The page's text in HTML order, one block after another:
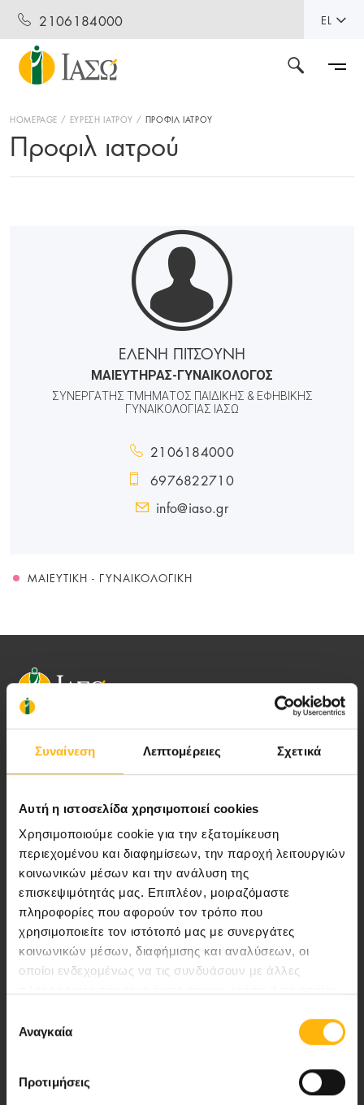
Συναίνεση Λεπτομέρειες Σχετικά
Αυτή η ιστοσελίδα χρησιμοποιεί cookies
Χρησιμοποιούμε cookie για την εξατομίκευση
περιεχομένου και διαφημίσεων, την παροχή λειτουργιών
κοινωνικών μέσων και την ανάλυση της
επισκεψιμότητάς μας. Επιπλέον, μοιραζόμαστε
πληροφορίες που αφορούν τον τρόπο που
χρησιμοποιείτε τον ιστότοπό μας με συνεργάτες
κοινωνικών μέσων, διαφήμισης και αναλύσεων, οι
οποίοι ενδεχομένως να τις συνδυάσουν με άλλες
των υπηρεσιών τους.
συγκατάθεσης
Αναγκαία
Προτιμήσεις
2106184000 EL
HOMEPAGE ΕΥΡΕΣΗ ΙΑΤΡΟΥ ΠΡΟΦΙΛ ΙΑΤΡΟΥ
Προφιλ ιατρού
ΕΛΕΝΗ ΠΙΤΣΟΥΝΗ
ΜΑΙΕΥΤΗΡΑΣ-ΓΥΝΑΙΚΟΛΟΓΟΣ
ΣΥΝΕΡΓΑΤΗΣ ΤΜΗΜΑΤΟΣ ΠΑΙΔΙΚΗΣ & ΕΦΗΒΙΚΗΣ
ΓΥΝΑΙΚΟΛΟΓΙΑΣ ΙΑΣΩ
2106184000
6976822710
info@iaso.gr
ΜΑΙΕΥΤΙΚΉ - ΓΥΝΑΙΚΟΛΟΓΙΚΉ
Αποστολή μας να παρέχουμε υψηλής
ποιότητας ολοκληρωμένες υπηρεσίες
Περιοχή Ιατρών
Εκδηλώσεις
151 23 Μαρούσι, Αθήνα Τηλ. Κέντρο: 210 61 84 000
Επικοινωνία